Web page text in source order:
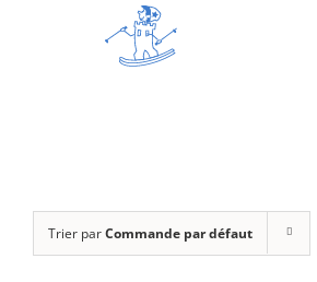
Trier parCommande par défaut